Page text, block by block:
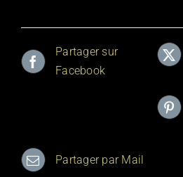
Partager sur
Facebook
Partager par Mail